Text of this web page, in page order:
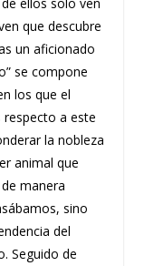
que descubre
un aficionado
se compone
los que el
a este
la nobleza
animal que
manera
sino
del
Seguido de